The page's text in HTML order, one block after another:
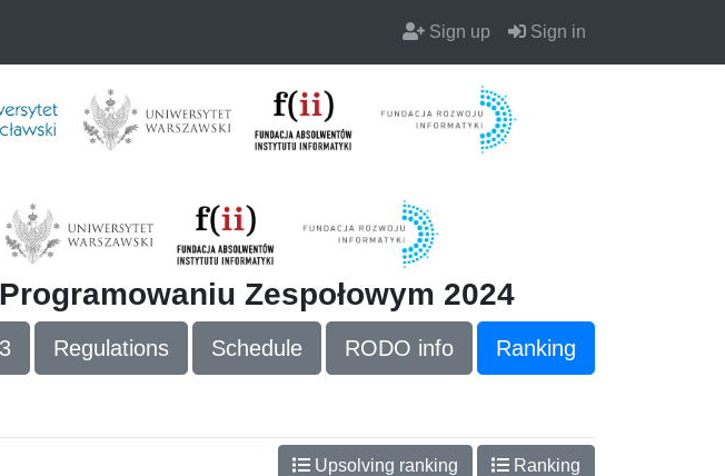
Sign up Sign in
Zespołowym 2024
Regulations Schedule RODO info Ranking
Upsolving ranking Ranking